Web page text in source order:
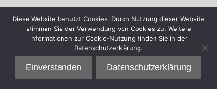
Diese Website benutzt Cookies. Durch Nutzung dieser Website
stimmen Sie der Verwendung von Cookies zu. Weitere
Informationen zur Cookie-Nutzung finden Sie in der
Datenschutzerklärung.
Einverstanden Datenschutzerklärung